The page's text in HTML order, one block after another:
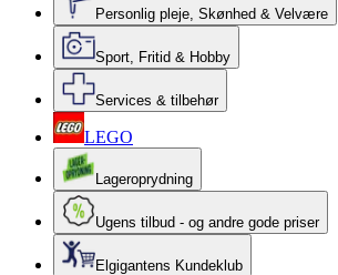
Personlig pleje, Skønhed & Velvære
Sport, Fritid & Hobby
Services & tilbehør
LEGO
Lageroprydning
Ugens tilbud - og andre gode priser
Elgigantens Kundeklub